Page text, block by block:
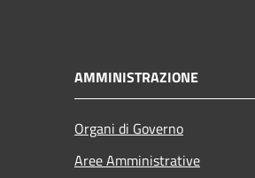
AMMINISTRAZIONE
Organi di Governo
Aree Amministrative